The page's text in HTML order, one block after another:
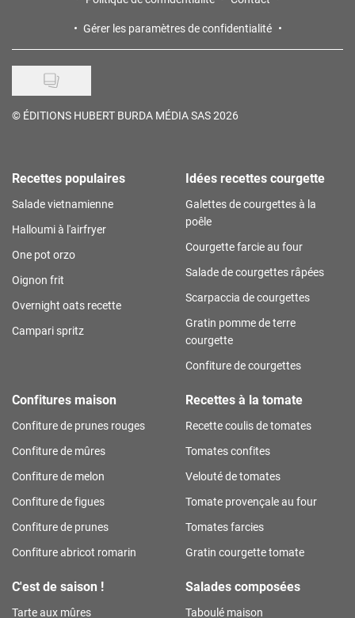
Gérer les paramètres de confidentialité
© ÉDITIONS HUBERT BURDA MÉDIA SAS 2026
Recettes populaires
Salade vietnamienne
Halloumi à l'airfryer
One pot orzo
Oignon frit
Overnight oats recette
Campari spritz
Idées recettes courgette
Galettes de courgettes à la
poêle
Courgette farcie au four
Salade de courgettes râpées
Scarpaccia de courgettes
Gratin pomme de terre
courgette
Confiture de courgettes
Confitures maison
Confiture de prunes rouges
Confiture de mûres
Confiture de melon
Confiture de figues
Confiture de prunes
Confiture abricot romarin
Recettes à la tomate
Recette coulis de tomates
Tomates confites
Velouté de tomates
Tomate provençale au four
Tomates farcies
Gratin courgette tomate
C'est de saison !
Tarte aux mûres
Salades composées
Taboulé maison